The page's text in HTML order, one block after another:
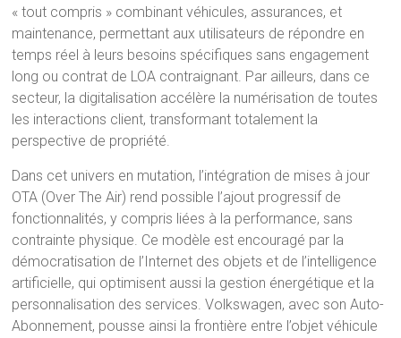
« tout compris » combinant véhicules, assurances, et
maintenance, permettant aux utilisateurs de répondre en
temps réel à leurs besoins spécifiques sans engagement
long ou contrat de LOA contraignant. Par ailleurs, dans ce
secteur, la digitalisation accélère la numérisation de toutes
les interactions client, transformant totalement la
perspective de propriété.
Dans cet univers en mutation, l’intégration de mises à jour
OTA (Over The Air) rend possible l’ajout progressif de
fonctionnalités, y compris liées à la performance, sans
contrainte physique. Ce modèle est encouragé par la
démocratisation de l’Internet des objets et de l’intelligence
artificielle, qui optimisent aussi la gestion énergétique et la
personnalisation des services. Volkswagen, avec son Auto-
Abonnement, pousse ainsi la frontière entre l’objet véhicule